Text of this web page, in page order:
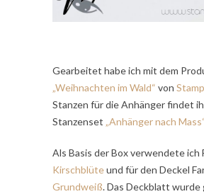
Gearbeitet habe ich mit dem
„Weihnachten im Wald“ von
Stanzen für die Anhänger findet
Stanzenset „Anhänger nach Mass“
Als Basis der Box verwendete ich
Kirschblüteund für den Deckel
Grundweiß. Das Deckblatt wurde